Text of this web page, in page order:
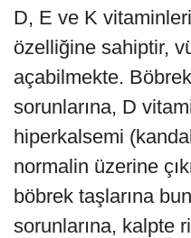
D, E ve K
özelliğine sahiptir,
açabilmekte.
sorunlarına, D
hiperkalsemi
normalin üzerine
böbrek taşlarına
sorunlarına, kalpte